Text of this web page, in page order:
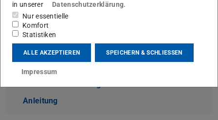
Studienpläne
Anleitung
in unserer
Datenschutzerklärung.
Nur essentielle
Komfort
Statistiken
ALLE AKZEPTIEREN SPEICHERN & SCHLIESSEN
Impressum